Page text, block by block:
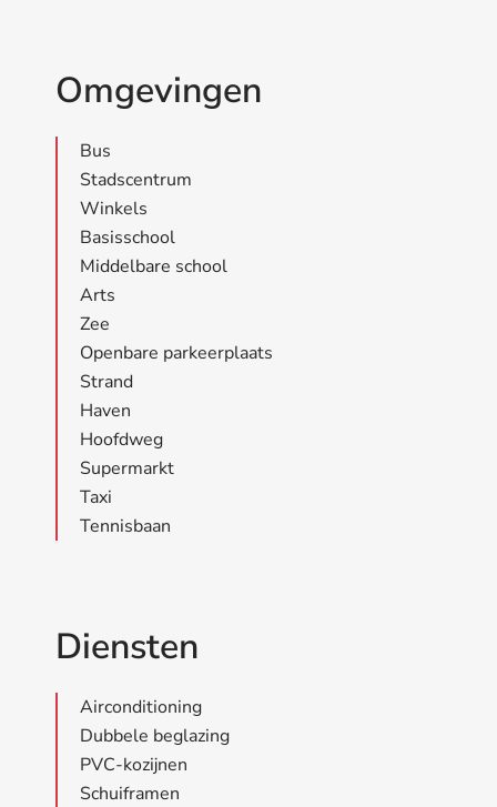
Omgevingen
Bus
Stadscentrum
Winkels
Basisschool
Middelbare school
Arts
Zee
Openbare parkeerplaats
Strand
Haven
Hoofdweg
Supermarkt
Taxi
Tennisbaan
Diensten
Airconditioning
Dubbele beglazing
PVC-kozijnen
Schuiframen